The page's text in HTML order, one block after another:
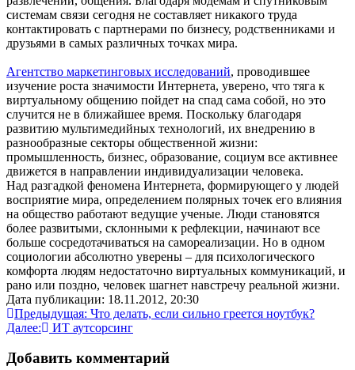
системам связи сегодня не составляет никакого труда
контактировать с партнерами по бизнесу, родственниками и
друзьями в самых различных точках мира.
Агентство маркетинговых исследований, проводившее
изучение роста значимости Интернета, уверено, что тяга к
виртуальному общению пойдет на спад сама собой, но это
случится не в ближайшее время. Поскольку благодаря
развитию мультимедийных технологий, их внедрению в
разнообразные секторы общественной жизни:
промышленность, бизнес, образование, социум все активнее
движется в направлении индивидуализации человека.
Над разгадкой феномена Интернета, формирующего у людей
восприятие мира, определением полярных точек его влияния
на общество работают ведущие ученые. Люди становятся
более развитыми, склонными к рефлекции, начинают все
больше сосредотачиваться на самореализации. Но в одном
социологии абсолютно уверены – для психологического
комфорта людям недостаточно виртуальных коммуникаций, и
рано или поздно, человек шагнет навстречу реальной жизни.
Дата публикации: 18.11.2012, 20:30
Навигация
по
записям
Предыдущая: Что делать, если сильно греется ноутбук?
Далее:
ИТ аутсорсинг
Добавить комментарий